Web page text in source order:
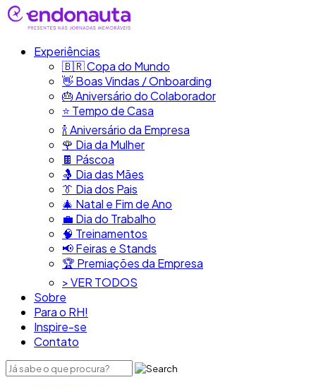
Experiências
🇧🇷​ Copa do Mundo
👋​ Boas Vindas / Onboarding
🎂​ Aniversário do Colaborador
⭐​ Tempo de Casa
​🍾​ Aniversário da Empresa
🌹 Dia da Mulher
🍫​ Páscoa
🤱 Dia das Mães
👔​ Dia dos Pais
🎄 Natal e Fim de Ano
💼​ Dia do Trabalho
🧠​ Treinamentos
📢​ Feiras e Stands
🏆 Premiações da Empresa
> VER TODOS
Sobre
Para o RH!
Inspire-se
Contato